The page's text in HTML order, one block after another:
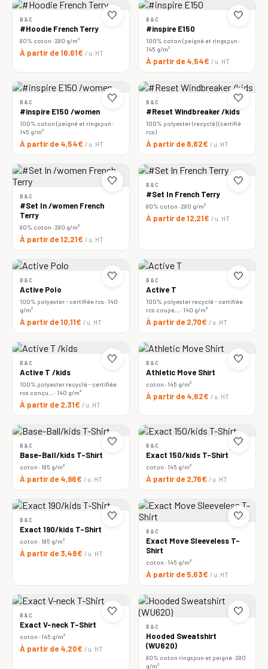
🤍
B&C
#Hoodie French Terry
80% coton · 280 g/m²
À partir de 16,61€ / u. HT
🤍
B&C
#inspire E150
100% coton (peigné et ringspun ·
145 g/m²
À partir de 4,54€ / u. HT
🤍
B&C
#inspire E150 /women
100% coton (peigné et ringspun ·
145 g/m²
À partir de 4,54€ / u. HT
🤍
B&C
#Reset Windbreaker /kids
100% polyester (recyclé) (certifié
rcs)
À partir de 8,82€ / u. HT
🤍
B&C
#Set In /women French
Terry
80% coton · 280 g/m²
À partir de 12,21€ / u. HT
🤍
B&C
#Set In French Terry
80% coton · 280 g/m²
À partir de 12,21€ / u. HT
🤍
B&C
Active Polo
100% polyester - certifiée rcs · 140
g/m²
À partir de 10,11€ / u. HT
🤍
B&C
Active T
100% polyester recyclé - certifiée
rcs coupe… · 140 g/m²
À partir de 2,70€ / u. HT
🤍
B&C
Active T /kids
100% polyester recyclé - certifiée
rcs conçu… · 140 g/m²
À partir de 2,31€ / u. HT
🤍
B&C
Athletic Move Shirt
coton · 145 g/m²
À partir de 4,62€ / u. HT
🤍
B&C
Base-Ball/kids T-Shirt
coton · 185 g/m²
À partir de 4,96€ / u. HT
🤍
B&C
Exact 150/kids T-Shirt
coton · 145 g/m²
À partir de 2,76€ / u. HT
🤍
B&C
Exact 190/kids T-Shirt
coton · 185 g/m²
À partir de 3,48€ / u. HT
🤍
B&C
Exact Move Sleeveless T-
Shirt
coton · 145 g/m²
À partir de 5,63€ / u. HT
🤍
B&C
Exact V-neck T-Shirt
coton · 145 g/m²
À partir de 4,20€ / u. HT
🤍
B&C
Hooded Sweatshirt
(WU620)
80% coton ringspun et peigné · 280
g/m²